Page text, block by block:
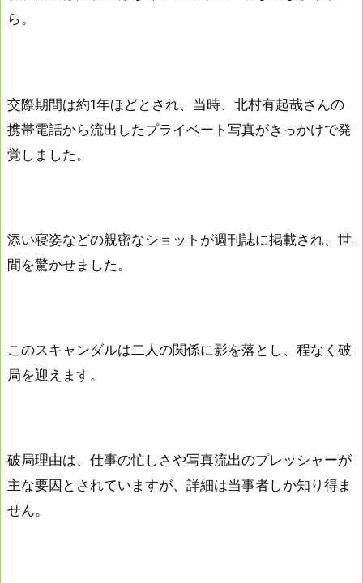
ら。
交際期間は約1年ほどとされ、当時、北村有起哉さんの
携帯電話から流出したプライベート写真がきっかけで発
覚しました。
添い寝姿などの親密なショットが週刊誌に掲載され、世
間を驚かせました。
このスキャンダルは二人の関係に影を落とし、程なく破
局を迎えます。
破局理由は、仕事の忙しさや写真流出のプレッシャーが
主な要因とされていますが、詳細は当事者しか知り得ま
せん。